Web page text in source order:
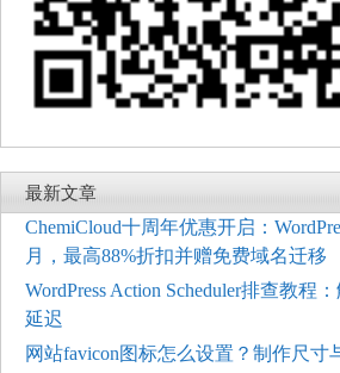
最新文章
ChemiCloud十周年优惠开启：
月，最高88%折扣并赠免费域名迁移
WordPress Action Scheduler排查教程
延迟
网站favicon图标怎么设置？制作尺寸